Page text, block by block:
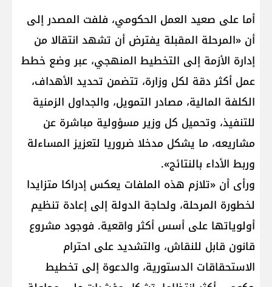
أما على صعيد العمل الحكومي، فلفت المصدر إلى
أن «المرحلة المقبلة يفترض أن تشهد انتقالا من
إدارة الأزمة إلى التخطيط المنهجي، عبر وضع خطط
عمل أكثر دقة لكل وزارة، تتضمن تحديد الأهداف،
الكلفة المالية، مصادر التمويل، والجداول الزمنية
للتنفيذ، وتحميل كل وزير مسؤولية مباشرة عن
مشاريعه، ما يشكل مدخلا ضروريا لتعزيز المساءلة
وربط الأداء بالنتائج».
ورأى أن «تلازم هذه الملفات يعكس إدراكا متزايدا
لخطورة المرحلة، ولحاجة الدولة إلى إعادة تنظيم
أولوياتها على أسس أكثر واقعية. فوجود مشروع
قانون قابل للنقاش، والتشديد على احترام
الاستحقاقات الدستورية، والدعوة إلى تخطيط